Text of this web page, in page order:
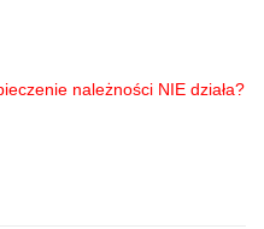
należności NIE działa?